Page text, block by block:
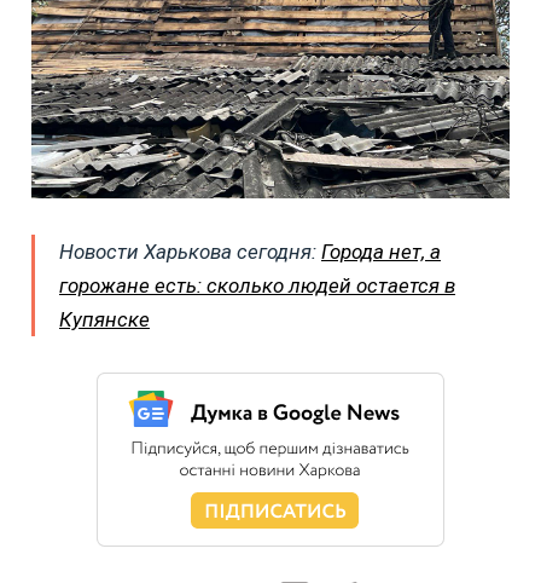
Новости Харькова сегодня: Города нет, а
горожане есть: сколько людей остается в
Купянске